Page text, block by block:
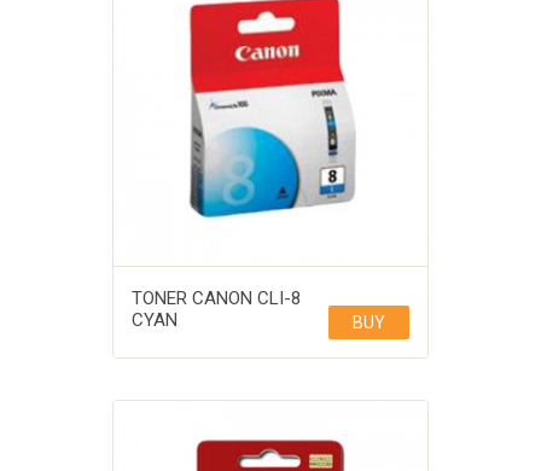
TONER CANON CLI-8
CYAN
BUY